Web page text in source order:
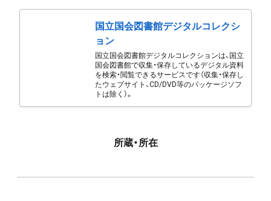
国立国会図書館デジタルコレクシ
ョン
国立国会図書館デジタルコレクションは、国立
国会図書館で収集・保存しているデジタル資料
を検索・閲覧できるサービスです（収集・保存し
たウェブサイト、CD/DVD等のパッケージソフ
トは除く）。
所蔵・所在